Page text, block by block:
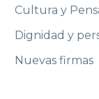
Cultura y
Dignidad y
Nuevas firmas